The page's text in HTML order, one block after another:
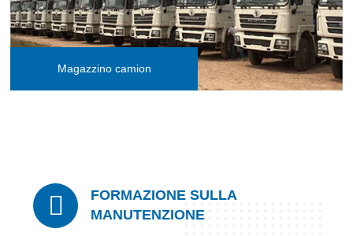
Magazzino camion
FORMAZIONE SULLA
MANUTENZIONE